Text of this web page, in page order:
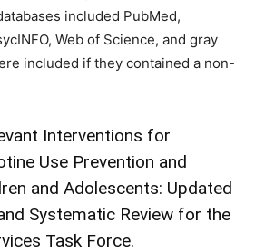
included PubMed,
Web of Science, and gray
included if they contained a non-
Interventions for
Use Prevention and
and Adolescents: Updated
Systematic Review for the
Task Force.